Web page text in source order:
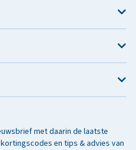
met daarin de laatste
en tips & advies van